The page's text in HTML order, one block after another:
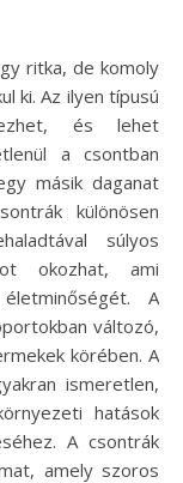
ki. Az ilyen típusú
és lehet
a csontban
másik daganat
különösen
súlyos
okozhat, ami
A
változó,
körében. A
ismeretlen,
hatások
A csontrák
amely szoros